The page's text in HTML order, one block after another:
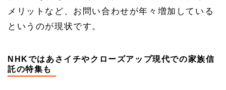
メリットなど、お問い合わせが年々増加している
というのが現状です。
NHKではあさイチやクローズアップ現代での家族信
託の特集も